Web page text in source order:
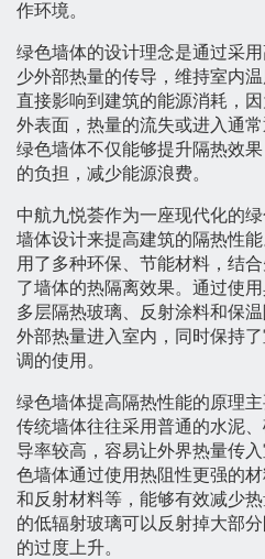
作环境。
绿色墙体的设计理念是通过采
少外部热量的传导，维持室内
直接影响到建筑的能源消耗，
外表面，热量的流失或进入通
绿色墙体不仅能够提升隔热效
的负担，减少能源浪费。
中航九悦荟作为一座现代化的
墙体设计来提高建筑的隔热性
用了多种环保、节能材料，结
了墙体的热隔离效果。通过使
多层隔热玻璃、反射涂料和保
外部热量进入室内，同时保持
调的使用。
绿色墙体提高隔热性能的原理
传统墙体往往采用普通的水泥
导率较高，容易让外界热量传
色墙体通过使用热阻性更强的
和反射材料等，能够有效减少
的低辐射玻璃可以反射掉大部
的过度上升。